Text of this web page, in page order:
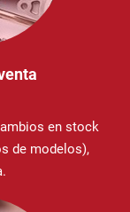
en stock
de modelos),